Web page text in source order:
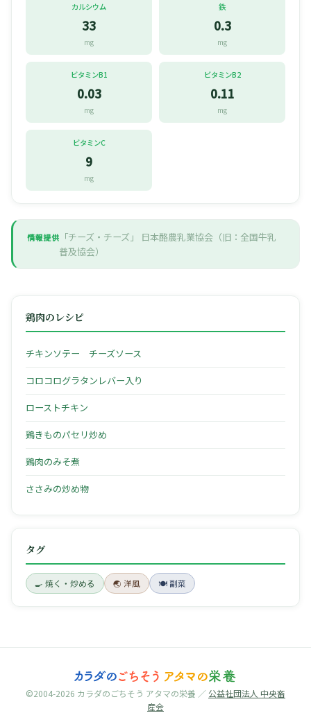
カルシウム
33
mg
鉄
0.3
mg
ビタミンB1
0.03
mg
ビタミンB2
0.11
mg
ビタミンC
9
mg
情報提供 「チーズ・チーズ」
日本酪農乳業協会（旧：全国牛乳
普及協会）
鶏肉のレシピ
チキンソテー チーズソース
コロコログラタンレバー入り
ローストチキン
鶏きものパセリ炒め
鶏肉のみそ煮
ささみの炒め物
タグ
🍳 焼く・炒める 🌏 洋風 🍽 副菜
©2004-2026 カラダのごちそう アタマの栄養 ／公益社団法人 中央畜
産会